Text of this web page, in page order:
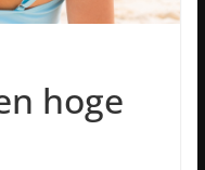
hoge